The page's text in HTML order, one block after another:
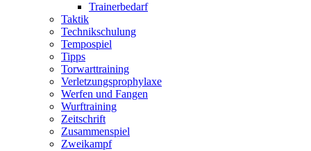
Trainerbedarf
Taktik
Technikschulung
Tempospiel
Tipps
Torwarttraining
Verletzungsprophylaxe
Werfen und Fangen
Wurftraining
Zeitschrift
Zusammenspiel
Zweikampf